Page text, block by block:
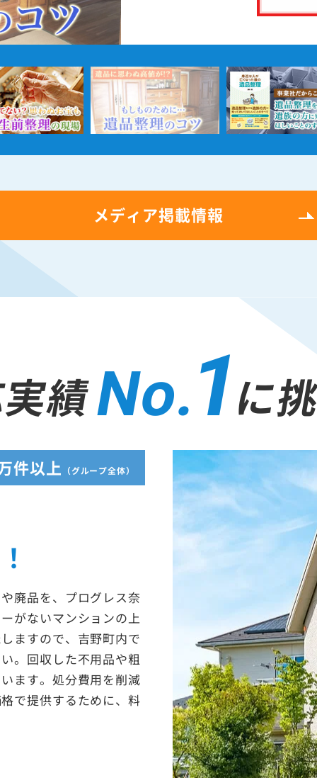
メディア掲載情報
績No.1に
件以上 （グループ全体）
廃品を、プログレス奈
がないマンションの上
ますので、吉野町内で
。回収した不用品や粗
ます。処分費用を削減
で提供するために、料